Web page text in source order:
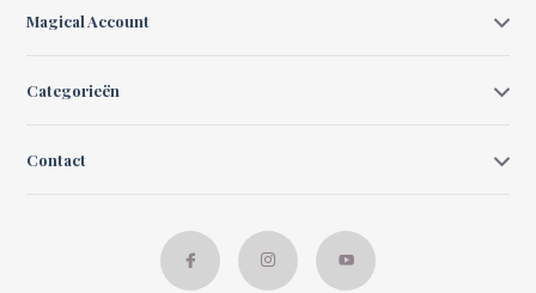
Magical Account
Categorieën
Contact